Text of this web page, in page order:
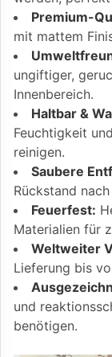
Premium-
mit mattem
ungiftiger,
Innenbereich.
Haltbar &
Feuchtigkeit
reinigen.
Saubere
Rückstand
Feuerfest:
Materialien für
Weltweiter
Lieferung bis
und
benötigen.